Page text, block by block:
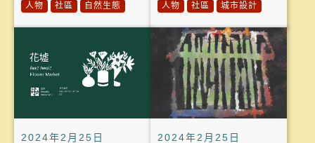
人物 社區 自然生態 人物 社區 城市設計
2024年2月25日 2024年2月25日